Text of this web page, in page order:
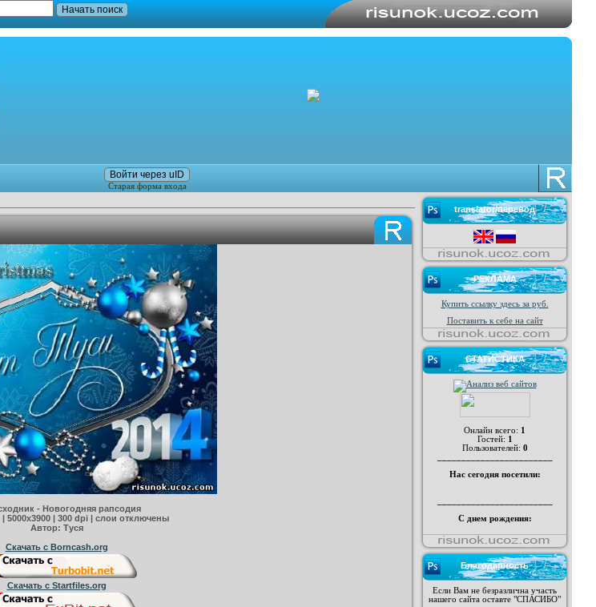
Войти через uID
Старая форма входа
- Новогодняя рапсодия
| 5000х3900 | 300 dpi | слои отключены
Автор: Туся
Скачать с Borncash.org
Скачать с Startfiles.org
translator/перевод
РЕКЛАМА
Купить ссылку здесь за руб.
Поставить к себе на сайт
СТАТИСТИКА
Онлайн всего: 1
Гостей: 1
Пользователей: 0
Нас сегодня посетили:
С днем рождения:
Благодарность
Если Вам не безразлична участь
нашего сайта оставте "СПАСИБО"